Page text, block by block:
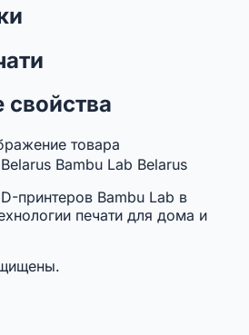
Bambu Lab Belarus
принтеров Bambu Lab в
печати для дома и